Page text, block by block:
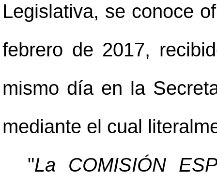
Legislativa, se conoce
febrero de 2017,
mismo día en la
mediante el cual
"La COMISIÓN